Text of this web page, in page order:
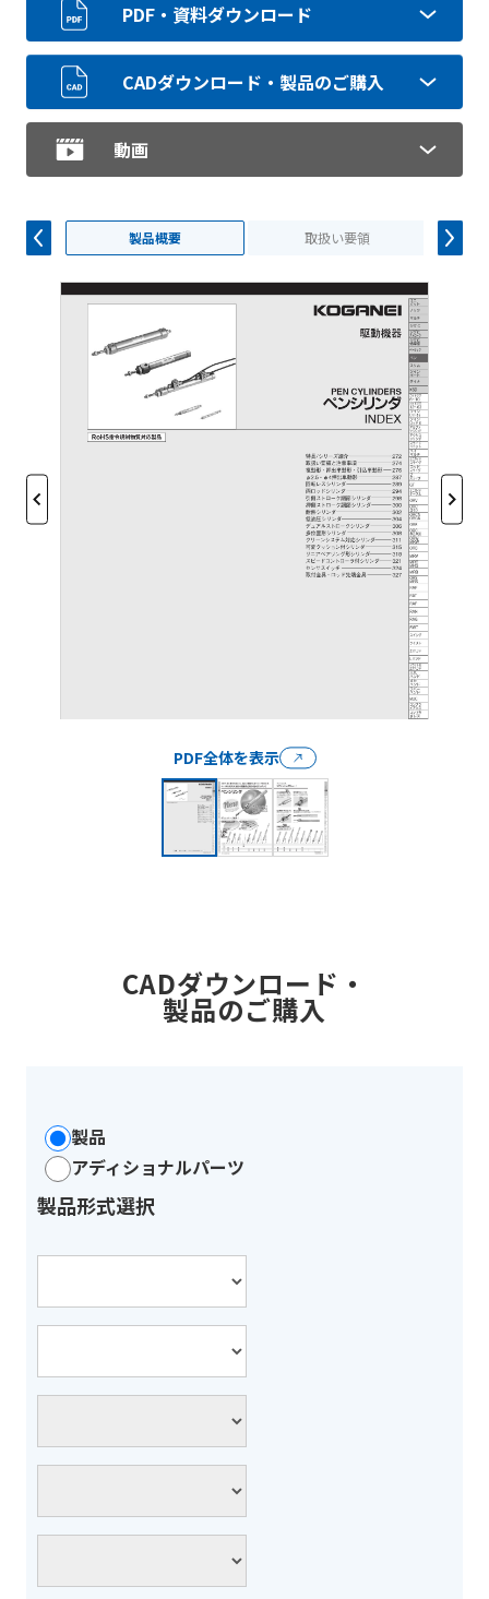
PDF・資料ダウンロード
CADダウンロード・製品のご購入
動画
製品概要 取扱い要領
PDF全体を表示
CADダウンロード・
製品のご購入
製品
アディショナルパーツ
製品形式選択